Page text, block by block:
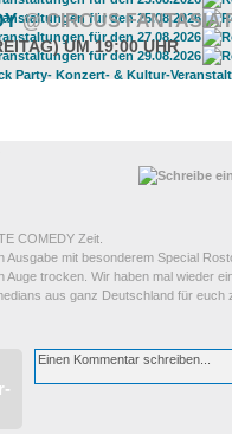
@ CIRCUS FANTASIA
UM 19:00 UHR
COMEDY Zeit.
Ausgabe mit besonderem Special
Auge trocken. Wir haben mal wieder
aus ganz Deutschland für euch